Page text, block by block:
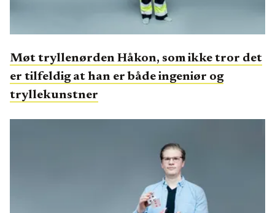
Møt tryllenørden Håkon, som ikke tror det
er tilfeldig at han er både ingeniør og
tryllekunstner